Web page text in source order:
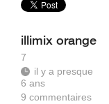
illimix orange
7
il y a presque
6 ans
9 commentaires